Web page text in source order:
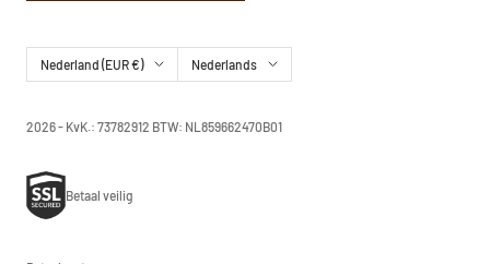
Land/regio Nederland (EUR €) TaalNederlands
2026 - KvK.: 73782912 BTW: NL859662470B01
Betaal veilig